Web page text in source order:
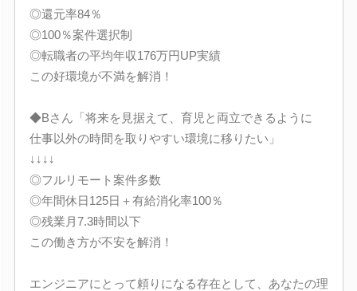
◎還元率84％
◎100％案件選択制
◎転職者の平均年収176万円UP実績
この好環境が不満を解消！
◆Bさん「将来を見据えて、育児と両立できるように
仕事以外の時間を取りやすい環境に移りたい」
↓↓↓↓
◎フルリモート案件多数
◎年間休日125日＋有給消化率100％
◎残業月7.3時間以下
この働き方が不安を解消！
エンジニアにとって頼りになる存在として、あなたの理